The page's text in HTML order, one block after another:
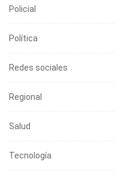
Policial
Política
Redes sociales
Regional
Salud
Tecnología